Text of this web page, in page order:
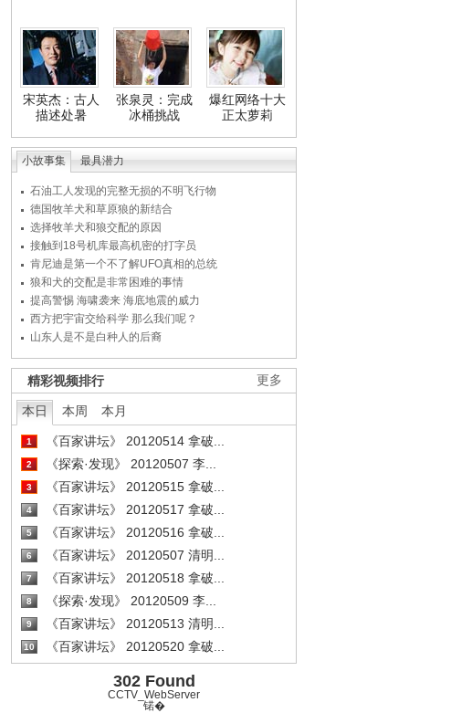
宋英杰：古人
描述处暑
张泉灵：完成
冰桶挑战
爆红网络十大
正太萝莉
小故事集 最具潜力
石油工人发现的完整无损的不明飞行物
德国牧羊犬和草原狼的新结合
选择牧羊犬和狼交配的原因
接触到18号机库最高机密的打字员
肯尼迪是第一个不了解UFO真相的总统
狼和犬的交配是非常困难的事情
提高警惕 海啸袭来 海底地震的威力
西方把宇宙交给科学 那么我们呢？
山东人是不是白种人的后裔
更多
精彩视频排行
本日 本周 本月
1 《百家讲坛》 20120514 拿破...
2 《探索·发现》 20120507 李...
3 《百家讲坛》 20120515 拿破...
4 《百家讲坛》 20120517 拿破...
5 《百家讲坛》 20120516 拿破...
6 《百家讲坛》 20120507 清明...
7 《百家讲坛》 20120518 拿破...
8 《探索·发现》 20120509 李...
9 《百家讲坛》 20120513 清明...
10 《百家讲坛》 20120520 拿破...
302 Found
CCTV_WebServer
锘�